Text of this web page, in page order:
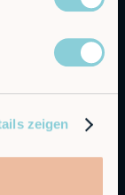
zeigen